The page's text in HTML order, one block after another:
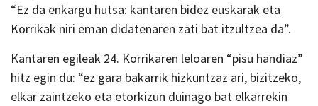
“Ez da enkargu hutsa: kantaren bidez euskarak eta
Korrikak niri eman didatenaren zati bat itzultzea da”.
Kantaren egileak 24. Korrikaren leloaren “pisu handiaz”
hitz egin du: “ez gara bakarrik hizkuntzaz ari, bizitzeko,
elkar zaintzeko eta etorkizun duinago bat elkarrekin